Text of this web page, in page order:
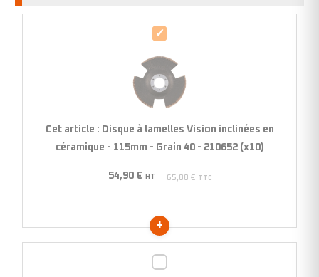
Disque
lamelles
Vision
inclinées
115mm
40
Cet article : Disque à lamelles Vision inclinées en
céramique - 115mm - Grain 40 - 210652 (x10)
54,90 € HT 65,88 € TTC